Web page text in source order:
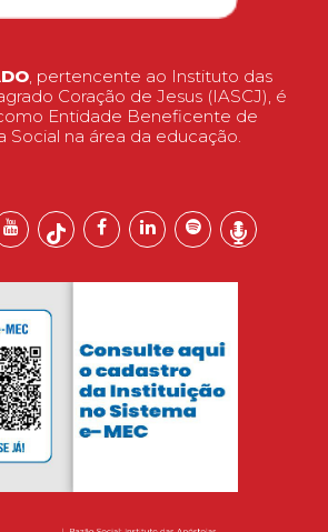
, pertencente ao Instituto das
Coração de Jesus (IASCJ), é
Entidade Beneficente de
Social na área da educação.